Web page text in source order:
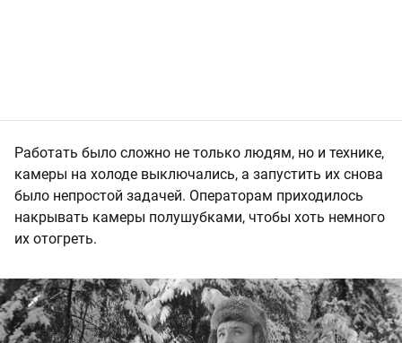
Работать было сложно не только людям, но и технике,
камеры на холоде выключались, а запустить их снова
было непростой задачей. Операторам приходилось
накрывать камеры полушубками, чтобы хоть немного
их отогреть.